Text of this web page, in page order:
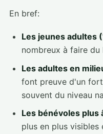
En bref:
Les jeunes adultes
nombreux à faire
Les adultes en
font preuve d'un
souvent du niveau
Les bénévoles plus
plus en plus visibles